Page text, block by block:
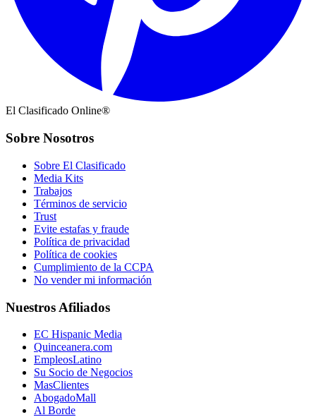
El Clasificado Online®
Sobre Nosotros
Sobre El Clasificado
Media Kits
Trabajos
Términos de servicio
Trust
Evite estafas y fraude
Política de privacidad
Política de cookies
Cumplimiento de la CCPA
No vender mi información
Nuestros Afiliados
EC Hispanic Media
Quinceanera.com
EmpleosLatino
Su Socio de Negocios
MasClientes
AbogadoMall
Al Borde